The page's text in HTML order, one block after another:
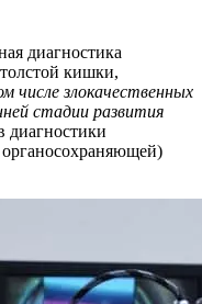
диагностика
кишки,
числе злокачественных
стадии развития
диагностики